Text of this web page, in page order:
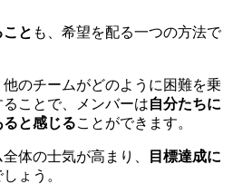
と も、希望を配る一つの方法で
のチームがどのように困難を乗
ことで、メンバーは自分たちに
ると感じることができます。
体の士気が高まり、
目標達成に
しょう。